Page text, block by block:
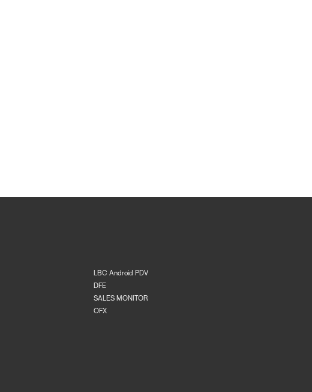
LBC Android PDV
DFE
SALES MONITOR
OFX